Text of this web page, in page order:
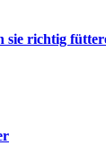
sie richtig